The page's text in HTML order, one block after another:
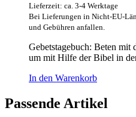
Lieferzeit: ca. 3-4 Werktage
Bei Lieferungen in Nicht-EU-
und Gebühren anfallen.
Gebetstagebuch: Beten mit
um mit Hilfe der Bibel in
In den Warenkorb
Passende Artikel